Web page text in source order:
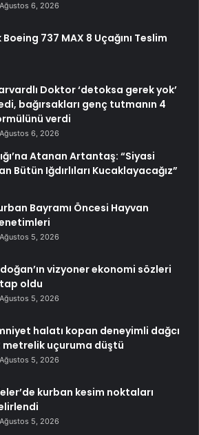
Ağustos 6, 2026
737 MAX 8 Uçağını Teslim
Doktor ‘detoksa gerek yok’
bağırsakları genç tutmanın 4
verdi
Ağustos 6, 2026
Atanan Artantaş: “Siyasi
Bütün Iğdırlıları Kucaklayacağız”
Bayramı Öncesi Hayvan
Ağustos 5, 2026
vizyoner ekonomi sözleri
oldu
Ağustos 5, 2026
halatı kopan deneyimli dağcı
metrelik uçuruma düştü
Ağustos 5, 2026
kurban kesim noktaları
Ağustos 5, 2026